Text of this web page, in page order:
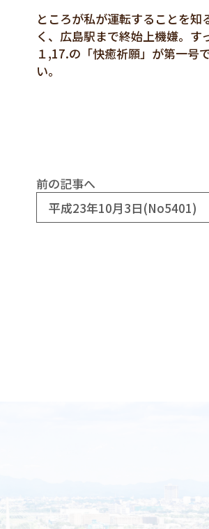
ところが私が運転することを
く、広島駅まで終始上機嫌。
１,17.の「快癒祈願」が第一
い。
前の記事へ
平成23年10月3日